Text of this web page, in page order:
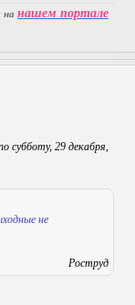
на нашем портале
субботу, 29 декабря,
не
Роструд